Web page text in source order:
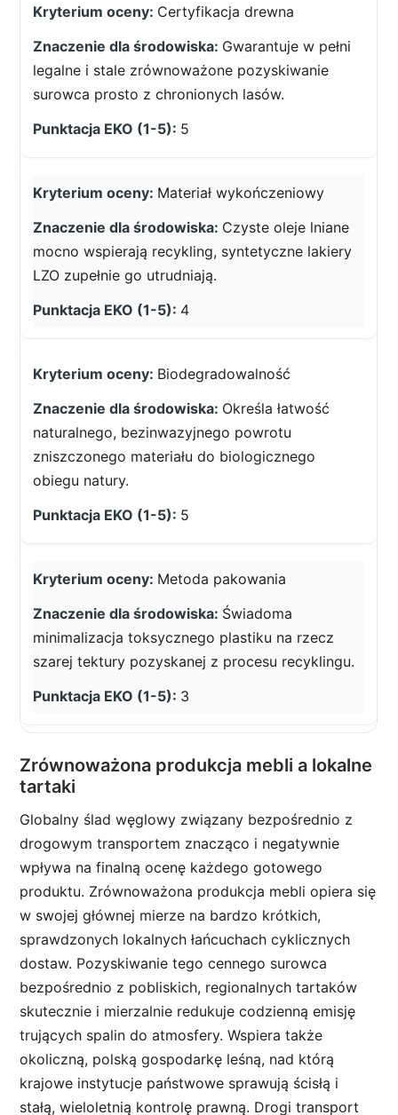
Certyfikacja drewna
Gwarantuje w pełni
legalne i stale zrównoważone pozyskiwanie
surowca prosto z chronionych lasów.
5
Materiał wykończeniowy
Czyste oleje lniane
mocno wspierają recykling, syntetyczne lakiery
LZO zupełnie go utrudniają.
4
Biodegradowalność
Określa łatwość
naturalnego, bezinwazyjnego powrotu
zniszczonego materiału do biologicznego
obiegu natury.
5
Metoda pakowania
Świadoma
minimalizacja toksycznego plastiku na rzecz
szarej tektury pozyskanej z procesu recyklingu.
3
Zrównoważona produkcja mebli a lokalne
tartaki
Globalny ślad węglowy związany bezpośrednio z
drogowym transportem znacząco i negatywnie
wpływa na finalną ocenę każdego gotowego
produktu. Zrównoważona produkcja mebli opiera się
w swojej głównej mierze na bardzo krótkich,
sprawdzonych lokalnych łańcuchach cyklicznych
dostaw. Pozyskiwanie tego cennego surowca
bezpośrednio z pobliskich, regionalnych tartaków
skutecznie i mierzalnie redukuje codzienną emisję
trujących spalin do atmosfery. Wspiera także
okoliczną, polską gospodarkę leśną, nad którą
krajowe instytucje państwowe sprawują ścisłą i
stałą, wieloletnią kontrolę prawną. Drogi transport